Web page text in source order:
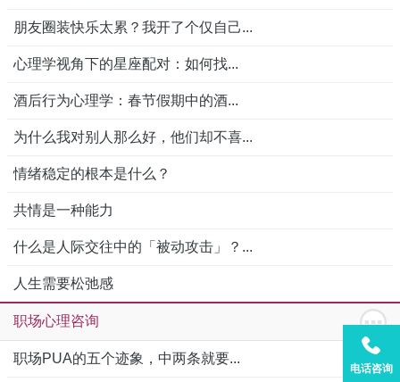
朋友圈装快乐太累？我开了个仅自己...
心理学视角下的星座配对：如何找...
酒后行为心理学：春节假期中的酒...
为什么我对别人那么好，他们却不喜...
情绪稳定的根本是什么？
共情是一种能力
什么是人际交往中的「被动攻击」？...
人生需要松弛感
职场心理咨询
职场PUA的五个迹象，中两条就要...
电话咨询